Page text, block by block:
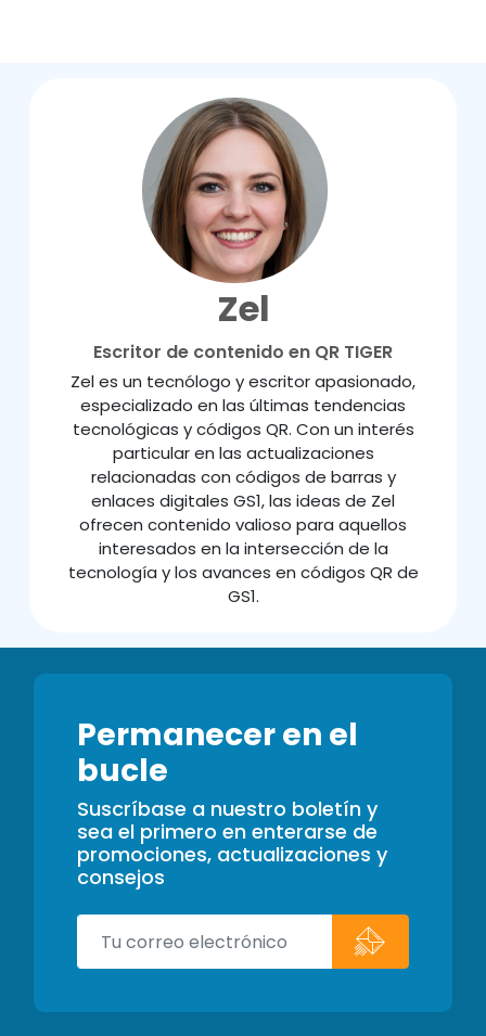
Zel
Escritor de contenido en QR TIGER
Zel es un tecnólogo y escritor apasionado,
especializado en las últimas tendencias
tecnológicas y códigos QR. Con un interés
particular en las actualizaciones
relacionadas con códigos de barras y
enlaces digitales GS1, las ideas de Zel
ofrecen contenido valioso para aquellos
interesados en la intersección de la
tecnología y los avances en códigos QR de
GS1.
Permanecer en el
bucle
Suscríbase a nuestro boletín y
sea el primero en enterarse de
promociones, actualizaciones y
consejos